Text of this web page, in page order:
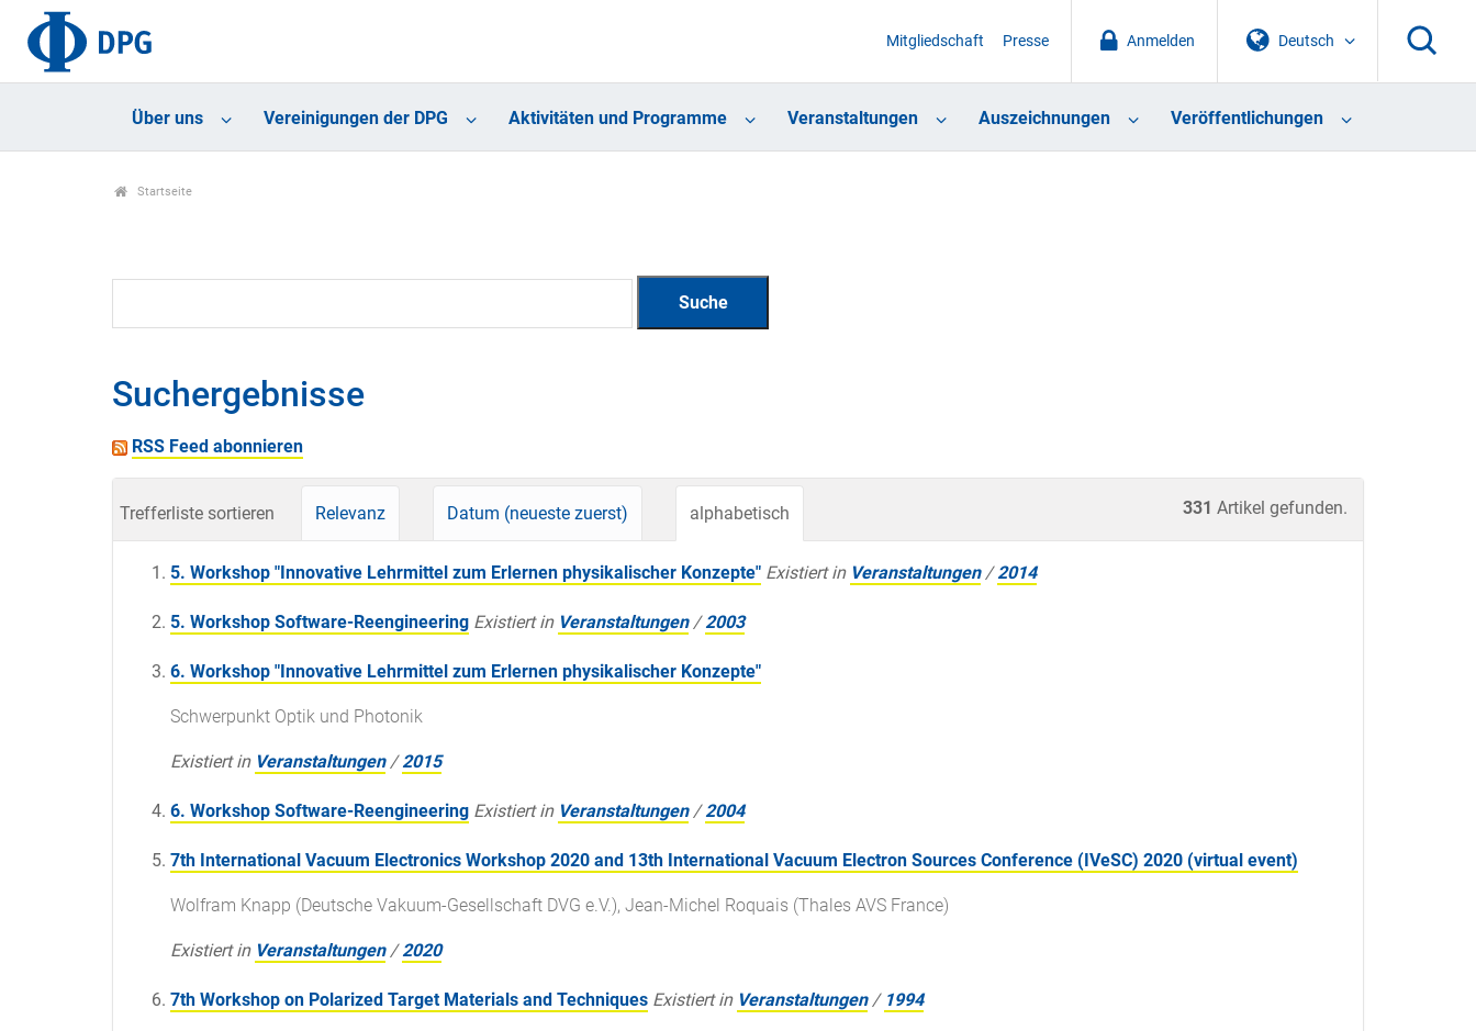
Deutsch
Anmelden
Mitgliedschaft Presse
Über uns Vereinigungen der DPG Aktivitäten und Programme Veranstaltungen Auszeichnungen Veröffentlichungen
Startseite
Suchergebnisse
RSS Feed abonnieren
331 Artikel gefunden.
Trefferliste sortieren Relevanz Datum (neueste zuerst) alphabetisch
5. Workshop "Innovative Lehrmittel zum Erlernen physikalischer Konzepte" Existiert in Veranstaltungen /2014
5. Workshop Software-Reengineering Existiert in Veranstaltungen /2003
6. Workshop "Innovative Lehrmittel zum Erlernen physikalischer Konzepte"
Schwerpunkt Optik und Photonik
Existiert in Veranstaltungen /2015
6. Workshop Software-Reengineering Existiert in Veranstaltungen /2004
7th International Vacuum Electronics Workshop 2020 and 13th International Vacuum Electron Sources Conference (IVeSC) 2020 (virtual event)
Wolfram Knapp (Deutsche Vakuum-Gesellschaft DVG e.V.), Jean-Michel Roquais (Thales AVS France)
Existiert in Veranstaltungen /2020
7th Workshop on Polarized Target Materials and Techniques Existiert in Veranstaltungen / 1994